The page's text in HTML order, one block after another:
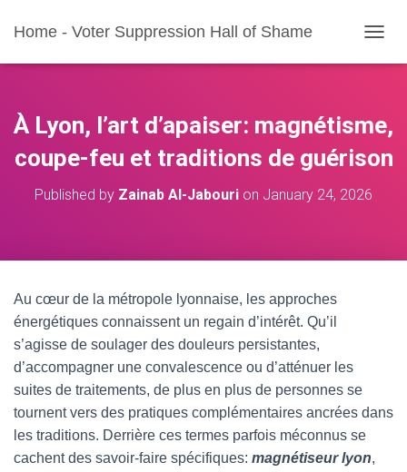
Home - Voter Suppression Hall of Shame
O
E
A
À Lyon, l’art d’apaiser: magnétisme,
coupe-feu et traditions de guérison
Published by Zainab Al-Jabouri on January 24, 2026
Au cœur de la métropole lyonnaise, les approches
énergétiques connaissent un regain d’intérêt. Qu’il
s’agisse de soulager des douleurs persistantes,
d’accompagner une convalescence ou d’atténuer les
suites de traitements, de plus en plus de personnes se
tournent vers des pratiques complémentaires ancrées dans
les traditions. Derrière ces termes parfois méconnus se
cachent des savoir-faire spécifiques: magnétiseur lyon,